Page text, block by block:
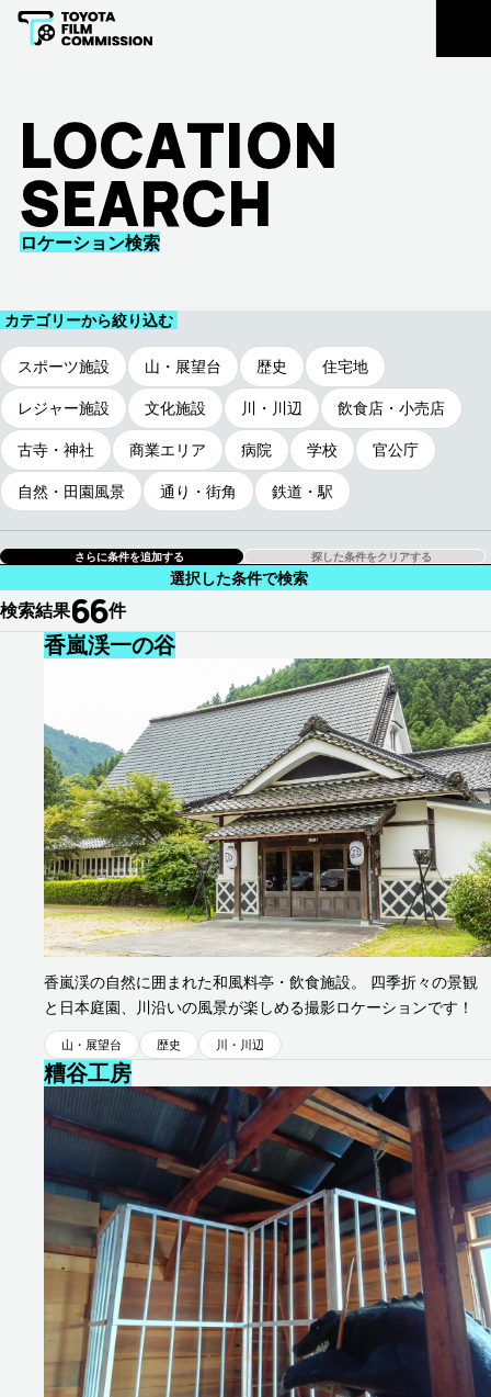
豊田市民の皆様
EXTRAS REGISTRATION
エキストラ登録
主な支援実績
お知らせ
FLOW
撮影支援の
流れ
ご相談
LOCATION
SEARCH
ロケーション検索
カテゴリーから絞り込む
スポーツ施設 山・展望台 歴史
住宅地
レジャー施設
文化施設 川・川辺
飲食店・小売店
古寺・神社
商業エリア 病院 学校
官公庁
自然・田園風景
通り・街角 鉄道・駅
探した条件をクリアする
選択した条件で検索
検索結果66件
香嵐渓一の谷
香嵐渓の自然に囲まれた和風料亭・飲食施設。 四季折々の景観
と日本庭園、川沿いの風景が楽しめる撮影ロケーションです！
山・展望台 歴史 川・川辺
糟谷工房